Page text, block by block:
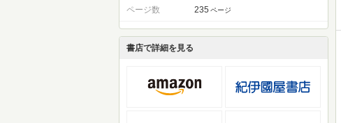
ページ数 235 ページ
書店で詳細を見る